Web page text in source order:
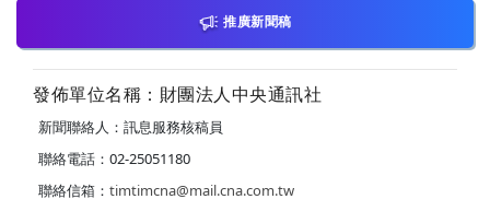
推廣新聞稿
發佈單位名稱：財團法人中央通訊社
新聞聯絡人：訊息服務核稿員
聯絡電話：02-25051180
聯絡信箱： timtimcna@mail.cna.com.tw